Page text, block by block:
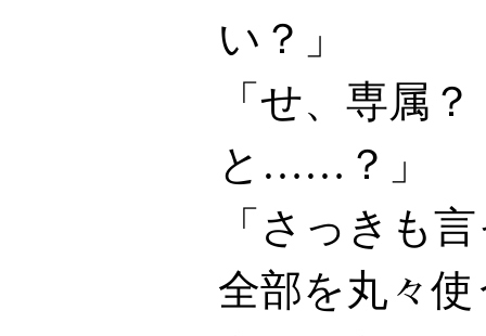
い？」
「せ、専
と……？」
「さっきも
全部を丸々